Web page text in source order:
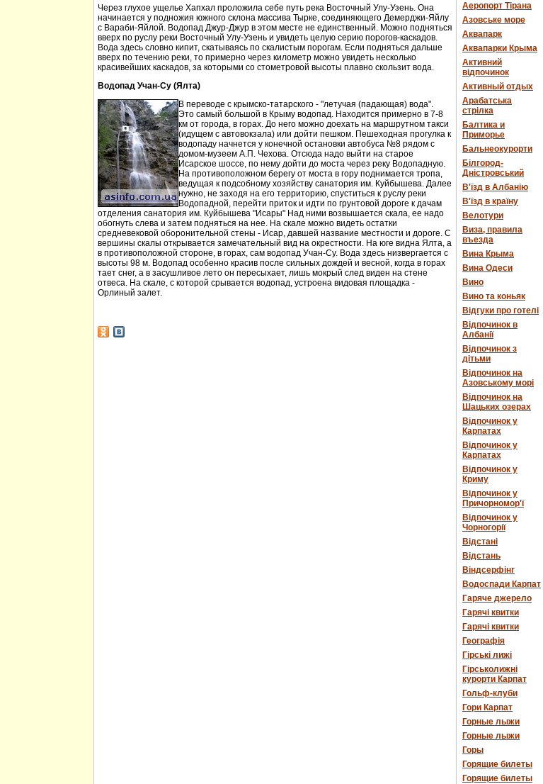
Через глухое ущелье Хапхал проложила себе путь река Восточный Улу-Узень. Она
начинается у подножия южного склона массива Тырке, соединяющего Демерджи-Яйлу
с Вараби-Яйлой. Водопад Джур-Джур в этом месте не единственный. Можно подняться
вверх по руслу реки Восточный Улу-Узень и увидеть целую серию порогов-каскадов.
Вода здесь словно кипит, скатываясь по скалистым порогам. Если подняться дальше
вверх по течению реки, то примерно через километр можно увидеть несколько
красивейших каскадов, за которыми со стометровой высоты плавно скользит вода.
Водопад Учан-Су (Ялта)
В переводе с крымско-татарского - "летучая (падающая) вода".
Это самый большой в Крыму водопад. Находится примерно в 7-8
км от города, в горах. До него можно доехать на маршрутном такси
(идущем с автовокзала) или дойти пешком. Пешеходная прогулка к
водопаду начнется у конечной остановки автобуса №8 рядом с
домом-музеем А.П. Чехова. Отсюда надо выйти на старое
Исарское шоссе, по нему дойти до моста через реку Водопадную.
На противоположном берегу от моста в гору поднимается тропа,
ведущая к подсобному хозяйству санатория им. Куйбышева. Далее
нужно, не заходя на его территорию, спуститься к руслу реки
Водопадной, перейти приток и идти по грунтовой дороге к дачам
отделения санатория им. Куйбышева "Исары" Над ними возвышается скала, ее надо
обогнуть слева и затем подняться на нее. На скале можно видеть остатки
средневековой оборонительной стены - Исар, давшей название местности и дороге. С
вершины скалы открывается замечательный вид на окрестности. На юге видна Ялта, а
в противоположной стороне, в горах, сам водопад Учан-Су. Вода здесь низвергается с
высоты 98 м. Водопад особенно красив после сильных дождей и весной, когда в горах
тает снег, а в засушливое лето он пересыхает, лишь мокрый след виден на стене
отвеса. На скале, с которой срывается водопад, устроена видовая площадка -
Орлиный залет.
Аеропорт Тірана
Азовське море
Аквапарк
Аквапарки Крыма
Активний
відпочинок
Активный отдых
Арабатська
стрілка
Балтика и
Приморье
Бальнеокурорти
Білгород-
Дністровський
В'їзд в Албанію
В'їзд в країну
Велотури
Виза, правила
въезда
Вина Крыма
Вина Одеси
Вино
Вино та коньяк
Відгуки про готелі
Відпочинок в
Албанії
Відпочинок з
дітьми
Відпочинок на
Азовському морі
Відпочинок на
Шацьких озерах
Відпочинок у
Карпатах
Відпочинок у
Карпатах
Відпочинок у
Криму
Відпочинок у
Причорномор'ї
Відпочинок у
Чорногорії
Відстані
Відстань
Віндсерфінг
Водоспади Карпат
Гаряче джерело
Гарячі квитки
Гарячі квитки
Географія
Гірські лижі
Гірськолижні
курорти Карпат
Гольф-клуби
Гори Карпат
Горные лыжи
Горные лыжи
Горы
Горящие билеты
Горящие билеты